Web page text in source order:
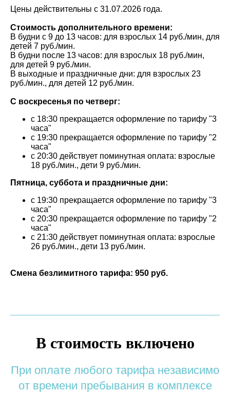
Цены действительны с 31.07.2026 года.
Стоимость дополнительного времени:
В будни с 9 до 13 часов: для взрослых 14 руб./мин, для
детей 7 руб./мин.
В будни после 13 часов: для взрослых 18 руб./мин,
для детей 9 руб./мин.
В выходные и праздничные дни: для взрослых 23
руб./мин., для детей 12 руб./мин.
С воскресенья по четверг:
с 18:30 прекращается оформление по тарифу "3
часа"
с 19:30 прекращается оформление по тарифу "2
часа"
с 20:30 действует поминутная оплата: взрослые
18 руб./мин., дети 9 руб./мин.
Пятница, суббота и праздничные дни:
с 19:30 прекращается оформление по тарифу "3
часа"
с 20:30 прекращается оформление по тарифу "2
часа"
с 21:30 действует поминутная оплата: взрослые
26 руб./мин., дети 13 руб./мин.
Смена безлимитного тарифа: 950 руб.
В стоимость включено
При оплате любого тарифа независимо
от времени пребывания в комплексе